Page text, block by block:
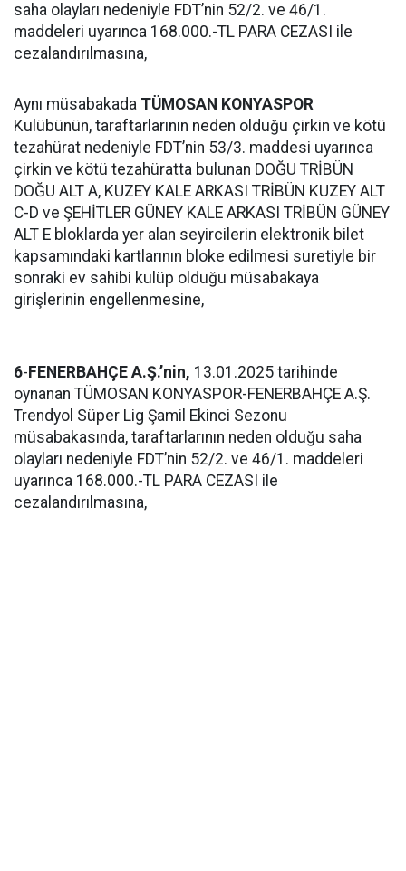
saha olayları nedeniyle FDT’nin 52/2. ve 46/1.
maddeleri uyarınca 168.000.-TL PARA CEZASI ile
cezalandırılmasına,
Aynı müsabakada TÜMOSAN KONYASPOR
Kulübünün, taraftarlarının neden olduğu çirkin ve kötü
tezahürat nedeniyle FDT’nin 53/3. maddesi uyarınca
çirkin ve kötü tezahüratta bulunan DOĞU TRİBÜN
DOĞU ALT A, KUZEY KALE ARKASI TRİBÜN KUZEY ALT
C-D ve ŞEHİTLER GÜNEY KALE ARKASI TRİBÜN GÜNEY
ALT E bloklarda yer alan seyircilerin elektronik bilet
kapsamındaki kartlarının bloke edilmesi suretiyle bir
sonraki ev sahibi kulüp olduğu müsabakaya
girişlerinin engellenmesine,
6- FENERBAHÇE A.Ş.’nin, 13.01.2025 tarihinde
oynanan TÜMOSAN KONYASPOR-FENERBAHÇE A.Ş.
Trendyol Süper Lig Şamil Ekinci Sezonu
müsabakasında, taraftarlarının neden olduğu saha
olayları nedeniyle FDT’nin 52/2. ve 46/1. maddeleri
uyarınca 168.000.-TL PARA CEZASI ile
cezalandırılmasına,